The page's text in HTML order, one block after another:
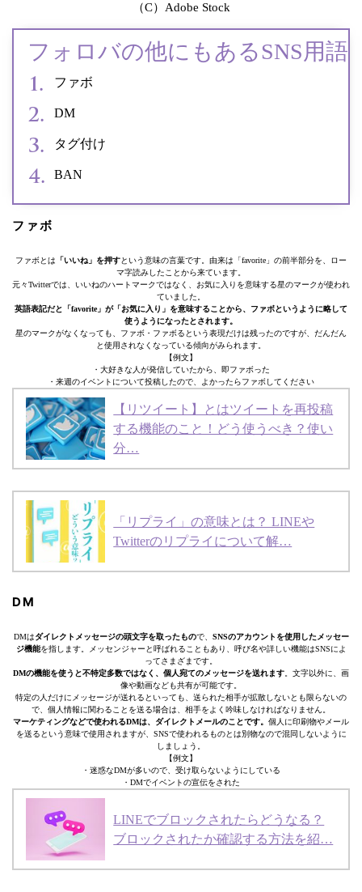
（C）Adobe Stock
フォロバの他にもあるSNS用語
ファボ
DM
タグ付け
BAN
ファボ
ファボとは 「いいね」を押すという意味の言葉です。由来は「favorite」の前半部分を、ロー
マ字読みしたことから来ています。
元々Twitterでは、いいねのハートマークではなく、お気に入りを意味する星のマークが使われ
ていました。
英語表記だと「favorite」が「お気に入り」を意味することから、ファボというように略して
使うようになったとされます。
星のマークがなくなっても、ファボ・ファボるという表現だけは残ったのですが、だんだん
と使用されなくなっている傾向がみられます。
【例文】
・大好きな人が発信していたから、即ファボった
・来週のイベントについて投稿したので、よかったらファボしてください
【リツイート】とはツイートを再投稿
する機能のこと！どう使うべき？使い
分…
「リプライ」の意味とは？ LINEや
Twitterのリプライについて解…
DM
DMはダイレクトメッセージの頭文字を取ったもので、 SNSのアカウントを使用したメッセー
ジ機能を指します。メッセンジャーと呼ばれることもあり、呼び名や詳しい機能はSNSによ
ってさまざまです。
DMの機能を使うと不特定多数ではなく、個人宛てのメッセージを送れます 。文字以外に、画
像や動画なども共有が可能です。
特定の人だけにメッセージが送れるといっても、送られた相手が拡散しないとも限らないの
で、個人情報に関わることを送る場合は、相手をよく吟味しなければなりません。
マーケティングなどで使われるDMは、ダイレクトメールのことです。 個人に印刷物やメール
を送るという意味で使用されますが、SNSで使われるものとは別物なので混同しないように
しましょう。
【例文】
・迷惑なDMが多いので、受け取らないようにしている
・DMでイベントの宣伝をされた
LINEでブロックされたらどうなる？
ブロックされたか確認する方法を紹…